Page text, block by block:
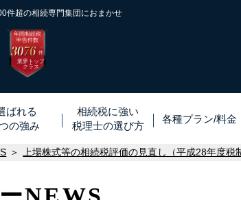
件超の相続専門集団におまかせ
年間相続税
申告件数
3076 ※
件
業界トップ
クラス
ばれる
の強み
相続税に強い
税理士の選び方
各種プラン/料金
上場株式等の相続税評価の見直し（平成28年度税